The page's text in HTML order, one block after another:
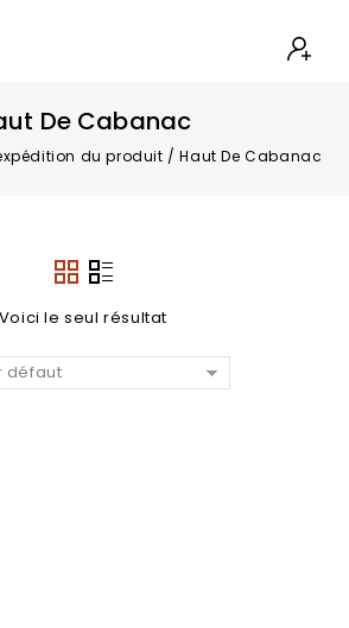
De Cabanac
du produit /Haut De Cabanac
Voici le seul résultat
défaut